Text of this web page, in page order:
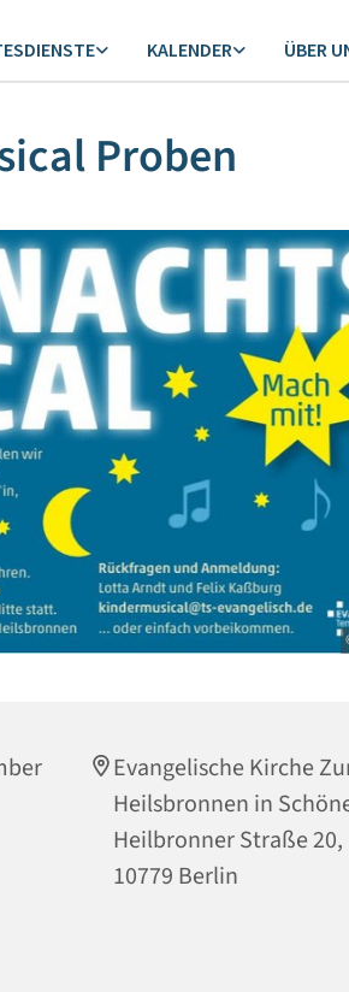
KALENDER ÜBER
Proben
Evangelische Kirche
Heilsbronnen in
Heilbronner Straße 20,
10779 Berlin